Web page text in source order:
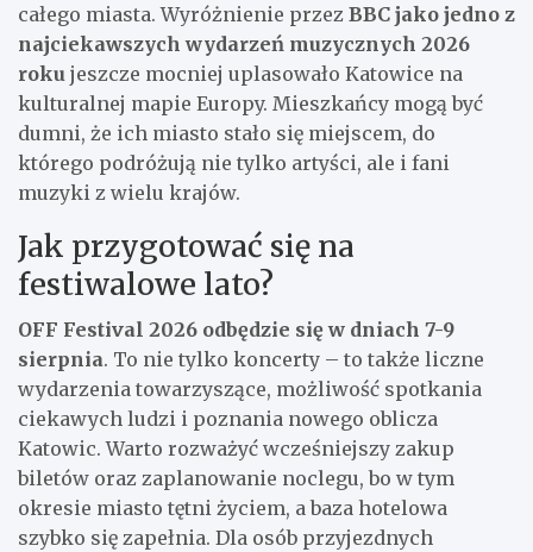
całego miasta. Wyróżnienie przez BBC jako jedno z
najciekawszych wydarzeń muzycznych 2026
roku jeszcze mocniej uplasowało Katowice na
kulturalnej mapie Europy. Mieszkańcy mogą być
dumni, że ich miasto stało się miejscem, do
którego podróżują nie tylko artyści, ale i fani
muzyki z wielu krajów.
Jak przygotować się na
festiwalowe lato?
OFF Festival 2026 odbędzie się w dniach 7-9
sierpnia. To nie tylko koncerty – to także liczne
wydarzenia towarzyszące, możliwość spotkania
ciekawych ludzi i poznania nowego oblicza
Katowic. Warto rozważyć wcześniejszy zakup
biletów oraz zaplanowanie noclegu, bo w tym
okresie miasto tętni życiem, a baza hotelowa
szybko się zapełnia. Dla osób przyjezdnych